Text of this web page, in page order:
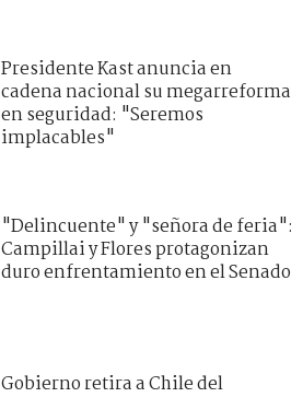
Presidente Kast anuncia en
cadena nacional su megarreforma
en seguridad: "Seremos
implacables"
"Delincuente" y "señora de feria":
Campillai y Flores protagonizan
duro enfrentamiento en el Senado
Gobierno retira a Chile del